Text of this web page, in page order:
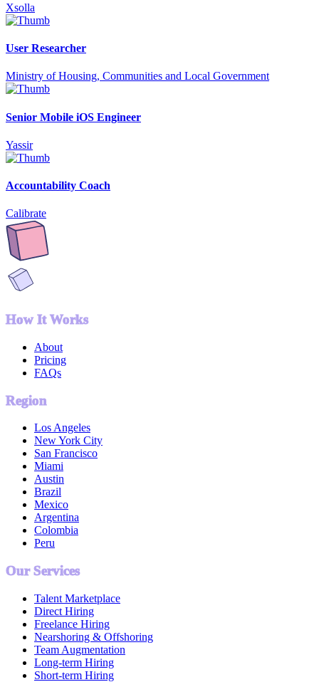
Xsolla
User Researcher
Ministry of Housing, Communities and Local Government
Senior Mobile iOS Engineer
Yassir
Accountability Coach
Calibrate
How It Works
About
Pricing
FAQs
Region
Los Angeles
New York City
San Francisco
Miami
Austin
Brazil
Mexico
Argentina
Colombia
Peru
Our Services
Talent Marketplace
Direct Hiring
Freelance Hiring
Nearshoring & Offshoring
Team Augmentation
Long-term Hiring
Short-term Hiring